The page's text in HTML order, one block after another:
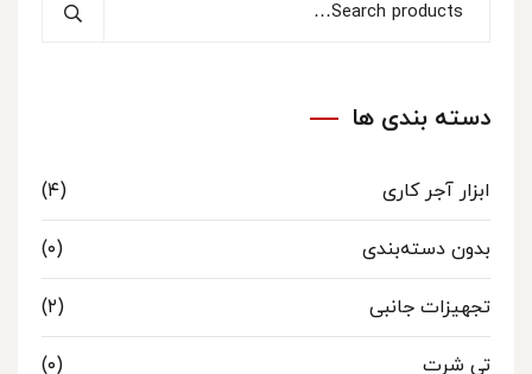
دسته بندی ها
ابزار آجر کاری (۴)
بدون دسته‌بندی (۰)
تجهیزات جانبی (۲)
تی شرت (۰)